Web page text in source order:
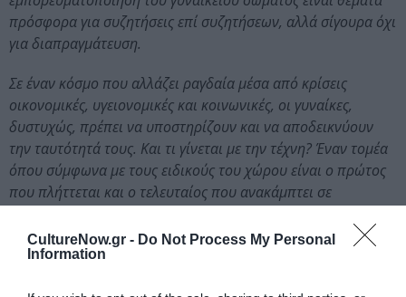
CultureNow.gr - Do Not Process My Personal
Information
πρόσφορα για συζητήσεις επί συζητήσεων, αλλά σίγουρα όχι
για διαπραγμάτευση.
Σε έναν κόσμο που αλλάζει ραγδαία μέσα από κρίσεις
οικονομικές, υγειονομικές και κοινωνικές, οι γυναίκες,
δυστυχώς, πρέπει να υποστηρίζουν και να αποδεικνύουν
την ταυτότητά τους. Και τι γίνεται με την τέχνη? Έναν τομέα
όπου σύμφωνα με τους ειδικούς του χώρου είναι ο πρώτος
που πλήττεται και ο τελευταίος που ανακάμπτει σε
και τα καταφέρνει να επιβιώσει ακόμη και κάτω από τις πιο
αντίξοες συνθήκες βάζοντας την υπογραφή της κάτω από